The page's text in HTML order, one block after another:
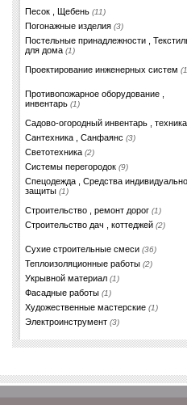
Песок , Щебень (11)
Погонажные изделия (3)
Постельные принадлежности ,
для дома (1)
Проектирование инженерных систем
Противопожарное оборудование ,
инвентарь (1)
Садово-огородный инвентарь ,
Сантехника , Санфаянс (3)
Светотехника (2)
Системы перегородок (9)
Спецодежда , Средства
защиты (1)
Строительство , ремонт дорог (1)
Строительство дач , коттеджей (2)
Сухие строительные смеси (36)
Теплоизоляционные работы (2)
Укрывной материал (1)
Фасадные работы (1)
Художественные мастерские (1)
Электроинструмент (3)